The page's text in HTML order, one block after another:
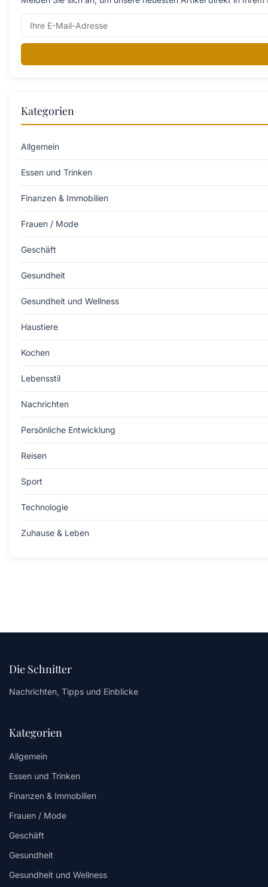
Kategorien
Allgemein
Essen und Trinken
Finanzen & Immobilien
Frauen / Mode
Geschäft
Gesundheit
Gesundheit und Wellness
Haustiere
Kochen
Lebensstil
Nachrichten
Persönliche Entwicklung
Reisen
Sport
Technologie
Zuhause & Leben
Die Schnitter
Nachrichten, Tipps und Einblicke
Kategorien
Allgemein
Essen und Trinken
Finanzen & Immobilien
Frauen / Mode
Geschäft
Gesundheit
Gesundheit und Wellness